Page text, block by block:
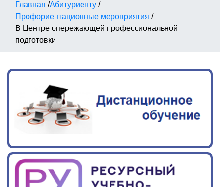
Главная /Абитуриенту /
Профориентационные мероприятия /
В Центре опережающей профессиональной
подготовки